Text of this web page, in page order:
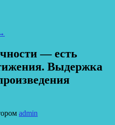
— есть
Выдержка
admin